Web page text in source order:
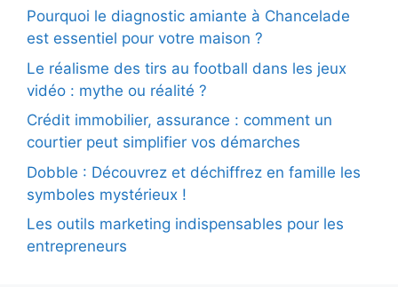
Pourquoi le diagnostic amiante à Chancelade
est essentiel pour votre maison ?
Le réalisme des tirs au football dans les jeux
vidéo : mythe ou réalité ?
Crédit immobilier, assurance : comment un
courtier peut simplifier vos démarches
Dobble : Découvrez et déchiffrez en famille les
symboles mystérieux !
Les outils marketing indispensables pour les
entrepreneurs